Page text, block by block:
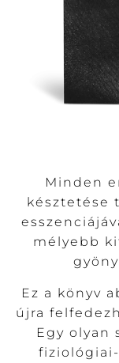
Minden
késztetése
mélyebb
Ez a könyv
újra
Egy olyan